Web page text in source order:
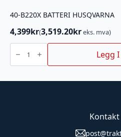
40-B220X BATTERI HUSQVARNA
4,399kr(3,519.20kreks. mva)
40-
BATTERI
HUSQVARNA
Legg
Kontakt